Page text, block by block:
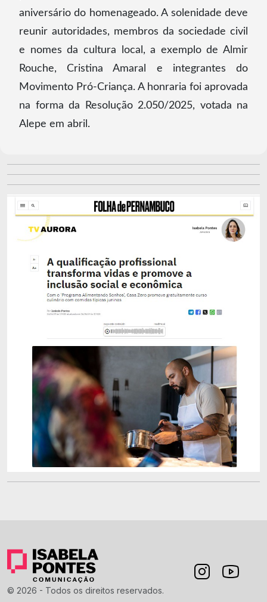
aniversário do homenageado. A solenidade deve
reunir autoridades, membros da sociedade civil
e nomes da cultura local, a exemplo de Almir
Rouche, Cristina Amaral e integrantes do
Movimento Pró-Criança. A honraria foi aprovada
na forma da Resolução 2.050/2025, votada na
Alepe em abril.
© 2026 - Todos os direitos reservados.